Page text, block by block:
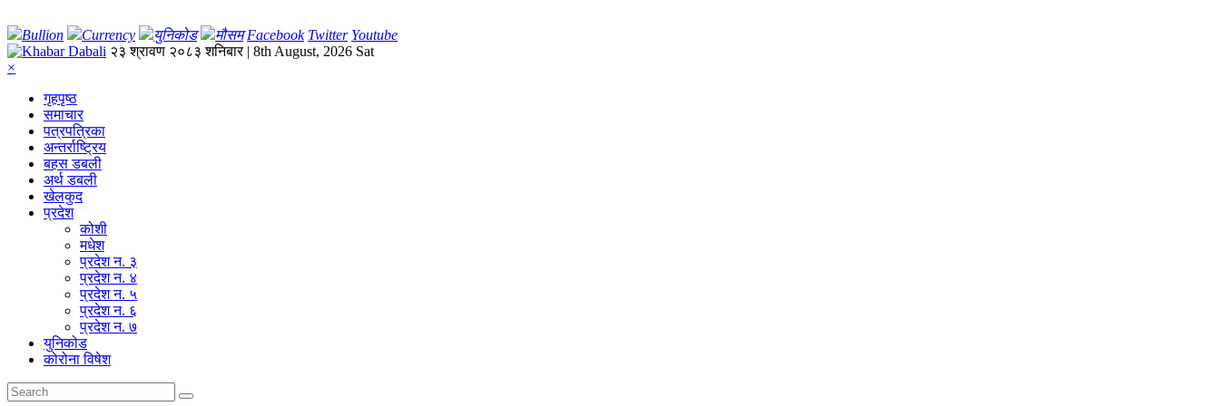
Bullion Currency युनिकोड मौसम Facebook Twitter Youtube
२३ श्रावण २०८३ शनिबार | 8th August, 2026 Sat
×
गृहपृष्‍ठ
समाचार
पत्रपत्रिका
अन्तर्राष्ट्रिय
बहस डबली
अर्थ डबली
खेलकुद
प्रदेश
कोशी
मधेश
प्रदेश न. ३
प्रदेश न. ४
प्रदेश न. ५
प्रदेश न. ६
प्रदेश न. ७
युनिकोड
कोरोना विषेश